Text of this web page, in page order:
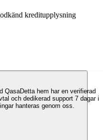
kreditupplysning
QasaDetta hem har en verifierad
och dedikerad support 7 dagar i
hanteras genom oss.